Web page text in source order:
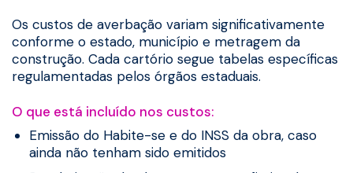
Os custos de averbação variam significativamente
conforme o estado, município e metragem da
construção. Cada cartório segue tabelas específicas
regulamentadas pelos órgãos estaduais.
O que está incluído nos custos:
Emissão do Habite-se e do INSS da obra, caso
ainda não tenham sido emitidos